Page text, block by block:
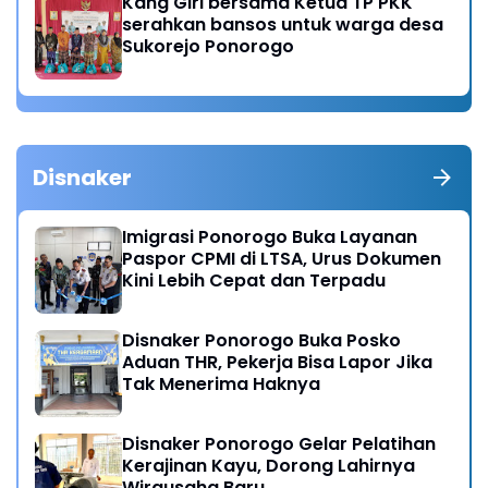
serahkan bansos untuk warga desa
Sukorejo Ponorogo
Disnaker
Imigrasi Ponorogo Buka Layanan
Paspor CPMI di LTSA, Urus Dokumen
Kini Lebih Cepat dan Terpadu
Disnaker Ponorogo Buka Posko
Aduan THR, Pekerja Bisa Lapor Jika
Tak Menerima Haknya
Disnaker Ponorogo Gelar Pelatihan
Kerajinan Kayu, Dorong Lahirnya